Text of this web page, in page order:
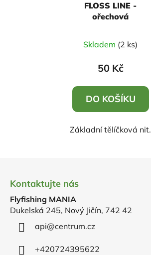
FLOSS LINE -
ořechová
Skladem (2 ks)
50 Kč
DO KOŠÍKU
Základní tělíčková nit.
Kontaktujte nás
Flyfishing MANIA
Dukelská 245, Nový Jičín, 742 42
api@centrum.cz
+420724395622